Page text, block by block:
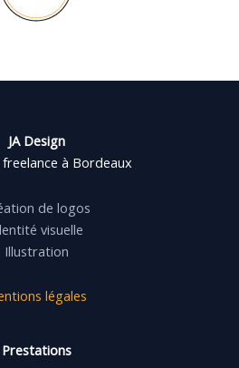
JA Design
à Bordeaux
de logos
visuelle
Illustration
légales
Prestations